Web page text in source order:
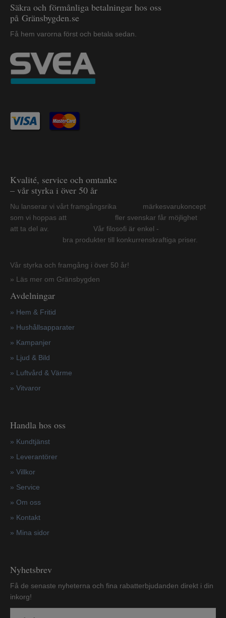
Säkra och förmånliga betalningar hos oss
på Gränsbygden.se
Få hem varorna först och betala sedan.
Kvalité, service och omtanke
– vår styrka i över 50 år
Nu lanserar vi vårt framgångsrika märkesvarukoncept
som vi hoppas att fler svenskar får möjlighet
att ta del av. Vår filosofi är enkel -
bra produkter till konkurrenskraftiga priser.
Vår styrka och framgång i över 50 år!
» Läs mer om Gränsbygden
Avdelningar
» Hem & Fritid
» Hushållsapparater
» Kampanjer
» Ljud & Bild
» Luftvård & Värme
» Vitvaror
Handla hos oss
» Kundtjänst
» Leverantörer
» Villkor
» Service
» Om oss
» Kontakt
» Mina sidor
Nyhetsbrev
Få de senaste nyheterna och fina rabatterbjudanden direkt i din
inkorg!